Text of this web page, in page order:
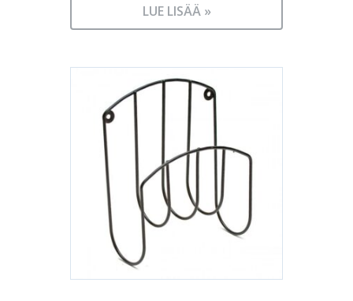
LUE LISÄÄ »